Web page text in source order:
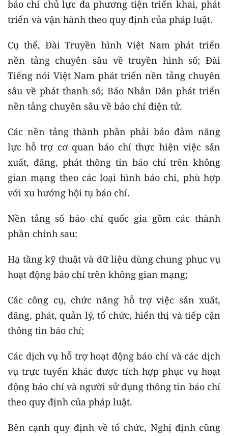
báo chí chủ lực đa phương tiện triển khai, phát
triển và vận hành theo quy định của pháp luật.
Cụ thể, Đài Truyền hình Việt Nam phát triển
nền tảng chuyên sâu về truyền hình số; Đài
Tiếng nói Việt Nam phát triển nền tảng chuyên
sâu về phát thanh số; Báo Nhân Dân phát triển
nền tảng chuyên sâu về báo chí điện tử.
Các nền tảng thành phần phải bảo đảm năng
lực hỗ trợ cơ quan báo chí thực hiện việc sản
xuất, đăng, phát thông tin báo chí trên không
gian mạng theo các loại hình báo chí, phù hợp
với xu hướng hội tụ báo chí.
Nền tảng số báo chí quốc gia gồm các thành
phần chính sau:
Hạ tầng kỹ thuật và dữ liệu dùng chung phục vụ
hoạt động báo chí trên không gian mạng;
Các công cụ, chức năng hỗ trợ việc sản xuất,
đăng, phát, quản lý, tổ chức, hiển thị và tiếp cận
thông tin báo chí;
Các dịch vụ hỗ trợ hoạt động báo chí và các dịch
vụ trực tuyến khác được tích hợp phục vụ hoạt
động báo chí và người sử dụng thông tin báo chí
theo quy định của pháp luật.
Bên cạnh quy định về tổ chức, Nghị định cũng